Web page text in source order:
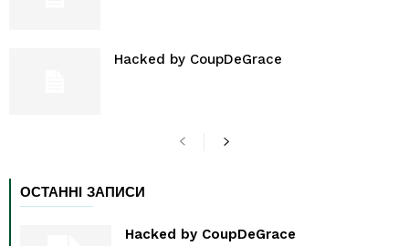
Hacked by CoupDeGrace
ОСТАННІ ЗАПИСИ
Hacked by CoupDeGrace